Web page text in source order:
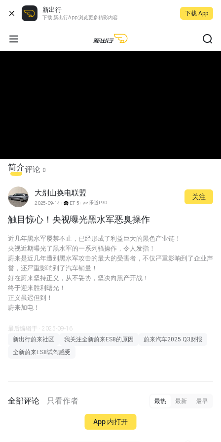
新出行
下载 新出行App 浏览更多精彩内容
下载 App
简介评论 0
大别山换电联盟
2025-09-14 ET5 乐道L90
关注
触目惊心！央视曝光黑水军恶臭操作
近几年黑水军屡禁不止，已经形成了利益巨大的黑色产业链！
央视近期曝光了黑水军的一系列骚操作，令人发指！
蔚来是近几年遭到黑水军攻击的最大的受害者，不仅严重影响到了企业声
誉，还严重影响到了汽车销量！
好在蔚来坚持正义，从不妥协，坚决向黑产开战！
终于迎来胜利曙光！
正义虽迟但到！
蔚来加电！
最后编辑于 · 2025-09-16
新出行蔚来社区
我关注全新蔚来ES8的原因
蔚来汽车2025 Q3财报
全新蔚来ES8试驾感受
全部评论 只看作者 最热 最新 最早
App 内打开